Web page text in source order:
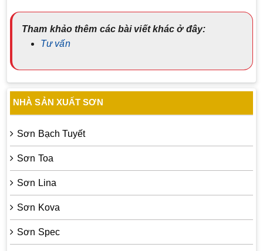
Tham khảo thêm các bài viết khác ở đây:
Tư vấn
NHÀ SẢN XUẤT SƠN
Sơn Bạch Tuyết
Sơn Toa
Sơn Lina
Sơn Kova
Sơn Spec